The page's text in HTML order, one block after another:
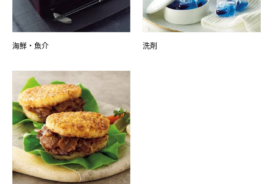
海鮮・魚介 洗剤